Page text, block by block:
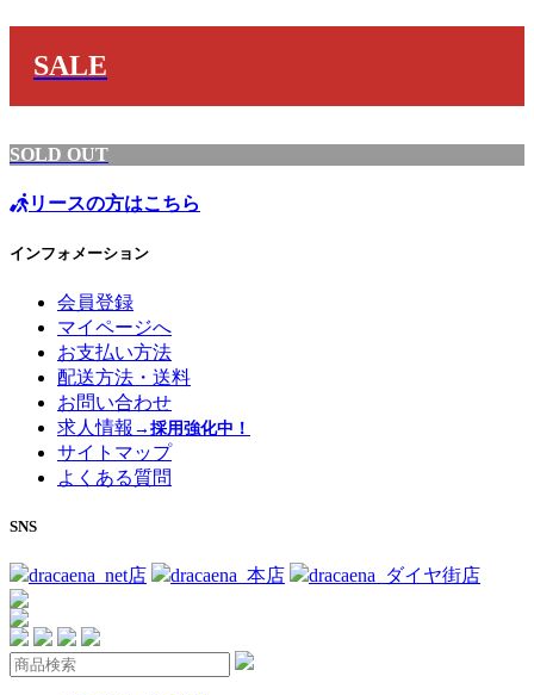
SALE
SOLD OUT
リースの方はこちら
インフォメーション
会員登録
マイページへ
お支払い方法
配送方法・送料
お問い合わせ
求人情報 →採用強化中！
サイトマップ
よくある質問
SNS
dracaena_net店 dracaena_本店 dracaena_ダイヤ街店